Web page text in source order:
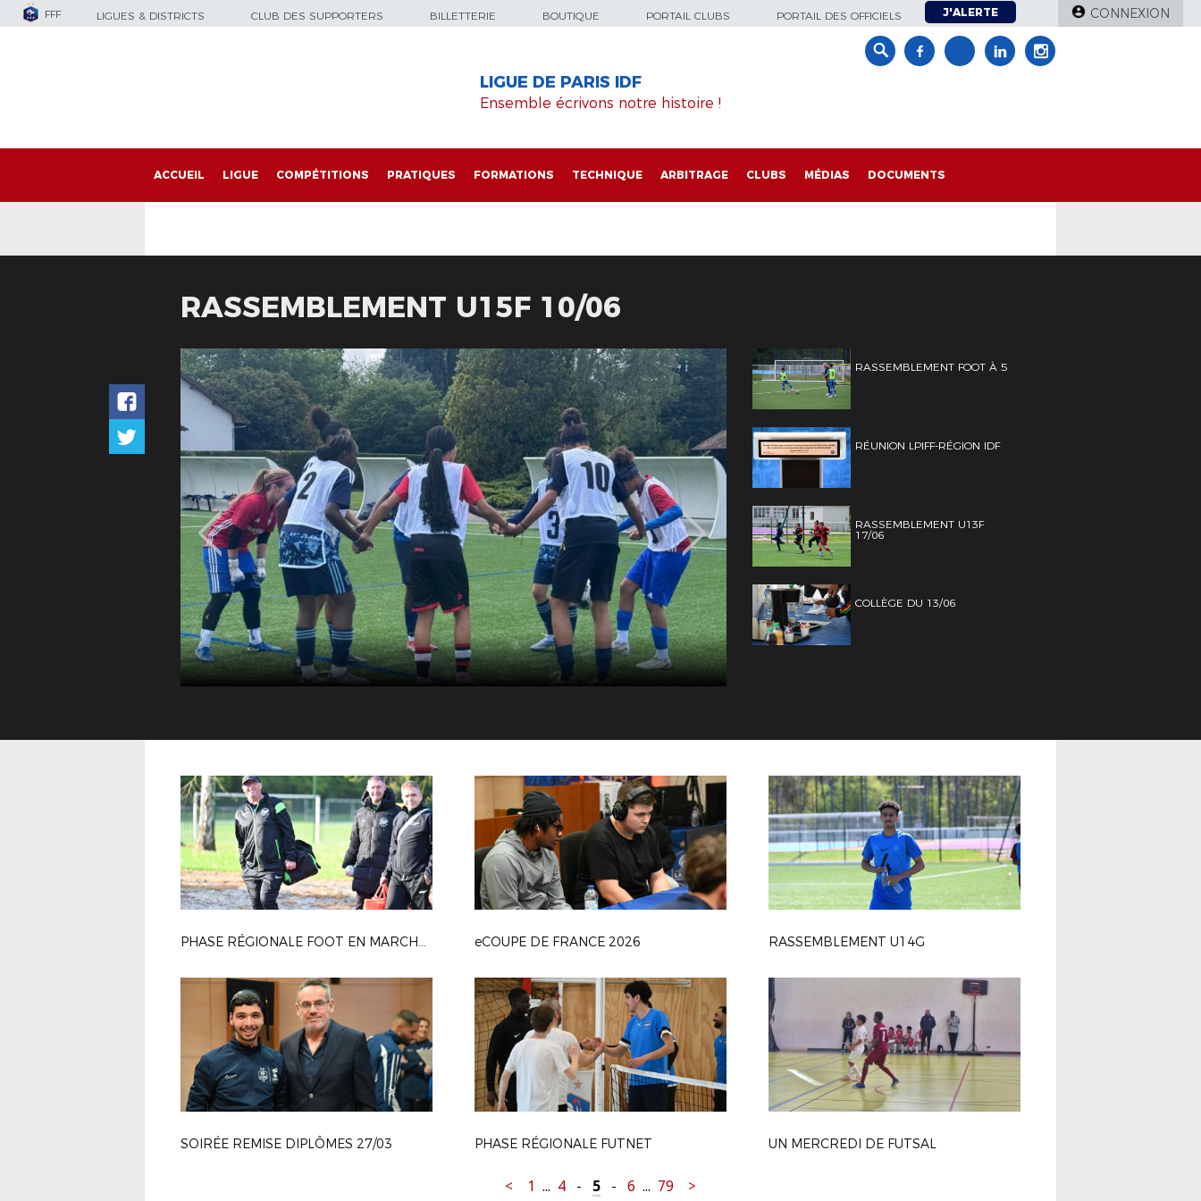
FFF LIGUES & DISTRICTS CLUB DES SUPPORTERS BILLETTERIE BOUTIQUE PORTAIL CLUBS PORTAIL DES OFFICIELS J'ALERTE CONNEXION
LIGUE DE PARIS IDF
Ensemble écrivons notre histoire !
ACCUEIL LIGUE COMPÉTITIONS PRATIQUES FORMATIONS TECHNIQUE ARBITRAGE CLUBS MÉDIAS DOCUMENTS
RASSEMBLEMENT U15F 10/06
RASSEMBLEMENT FOOT À 5
RÉUNION LPIFF-RÉGION IDF
RASSEMBLEMENT U13F
17/06
COLLÈGE DU 13/06
PHASE RÉGIONALE FOOT EN MARCHANT eCOUPE DE FRANCE 2026 RASSEMBLEMENT U14G
SOIRÉE REMISE DIPLÔMES 27/03 PHASE RÉGIONALE FUTNET UN MERCREDI DE FUTSAL
< 1 ... 4 - 5 - 6 ... 79 >